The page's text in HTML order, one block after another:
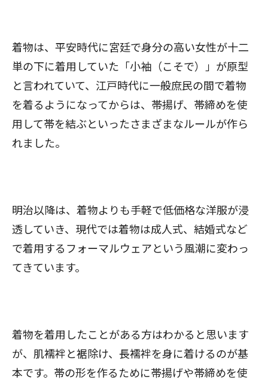
着物は、平安時代に宮廷で身分の高い女性が十二
単の下に着用していた「小袖（こそで）」が原型
と言われていて、江戸時代に一般庶民の間で着物
を着るようになってからは、帯揚げ、帯締めを使
用して帯を結ぶといったさまざまなルールが作ら
れました。
明治以降は、着物よりも手軽で低価格な洋服が浸
透していき、現代では着物は成人式、結婚式など
で着用するフォーマルウェアという風潮に変わっ
てきています。
着物を着用したことがある方はわかると思います
が、肌襦袢と裾除け、長襦袢を身に着けるのが基
本です。帯の形を作るために帯揚げや帯締めを使